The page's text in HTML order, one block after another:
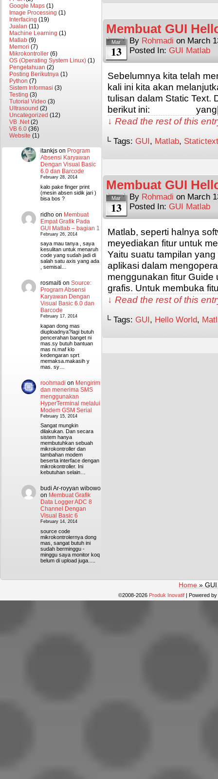
Google Maps (1)
Image Processing (1)
Interfacing (19)
Jualan (11)
Machine Learning (1)
Matlab (9)
Memori (7)
Mikrokontroller (6)
OS (Operating System Linux) (1)
Pengetahuan (2)
Posting Berikutnya (1)
Python (7)
Sistem Informasi (3)
Testing (3)
Tutorial Video (3)
Ultrasound (2)
Uncategorized (12)
VB .Net(2)
VB 6.0 (36)
Website (1)
itankjs on Program
Absensi Karyawan
Dengan Visual Basic
6.0 dan Barcode
February 28, 2014
kalo pake finger print
(mesin absen sidik jari )
bisa bos ?
ridho on Membuat
Empat Grafik Pada
GUI Matlab – bagian 1
February 26, 2014
saya mau tanya , saya
kesulitan untuk menaruh
code yang sudah jadi di
salah satu axis yang ada
, semisal…
rosmaiti on Source:
Program Absensi
Karyawan Dengan
Visual Basic 6.0 dan
Barcode
February 17, 2014
kapan dong mas
diuploadnya?lagi butuh
pencerahan banget ni
mas.sy butuh bantuan
mas ni.maf klo
kedengaran sprt
memaksa.makasih y
mas. sy…
roohmadi on Mengirim
dan menerima SMS
menggunakan
HyperTerminal melalui
Modem GSM Serial
February 15, 2014
Sangat mungkin
dilakukan. Dan secara
sistem hanya
membutuhkan sebuah
mikrokontroller dan
tambahan modem
beserta interface dengan
mikrokontroller. Ini
kebutuhan selain…
budi Ar-royyan wibowo
on Membuat Grafik
Data Logger ADC 8
Channel Dengan
Visual Basic 6
February 14, 2014
source code
mikrokontrolernya dong
mas, sangat butuh ini
sudah berminggu -
minggu saya monitor koq
belum di upload juga.....
Membuat GUI
Mar
13
By Rohmadi on March
Posted In: GUI Matlab
Sebelumnya kita telah
kali ini kita akan
tulisan dalam Static Text.
berikut ini:
↓ Read the rest of this
└ Tags: GUI, Matlab, Statictext
Membuat GUI
Mar
13
By Rohmadi on March
Posted In: GUI Matlab
Matlab, seperti halnya
meyediakan fitur untuk
Yaitu suatu tampilan
aplikasi dalam
menggunakan fitur Guide
grafis. Untuk membuka
↓ Read the rest of this
└ Tags: GUI, Hello World,
Home» GUI
©2008-2026 Produk Inovatif | Powered by